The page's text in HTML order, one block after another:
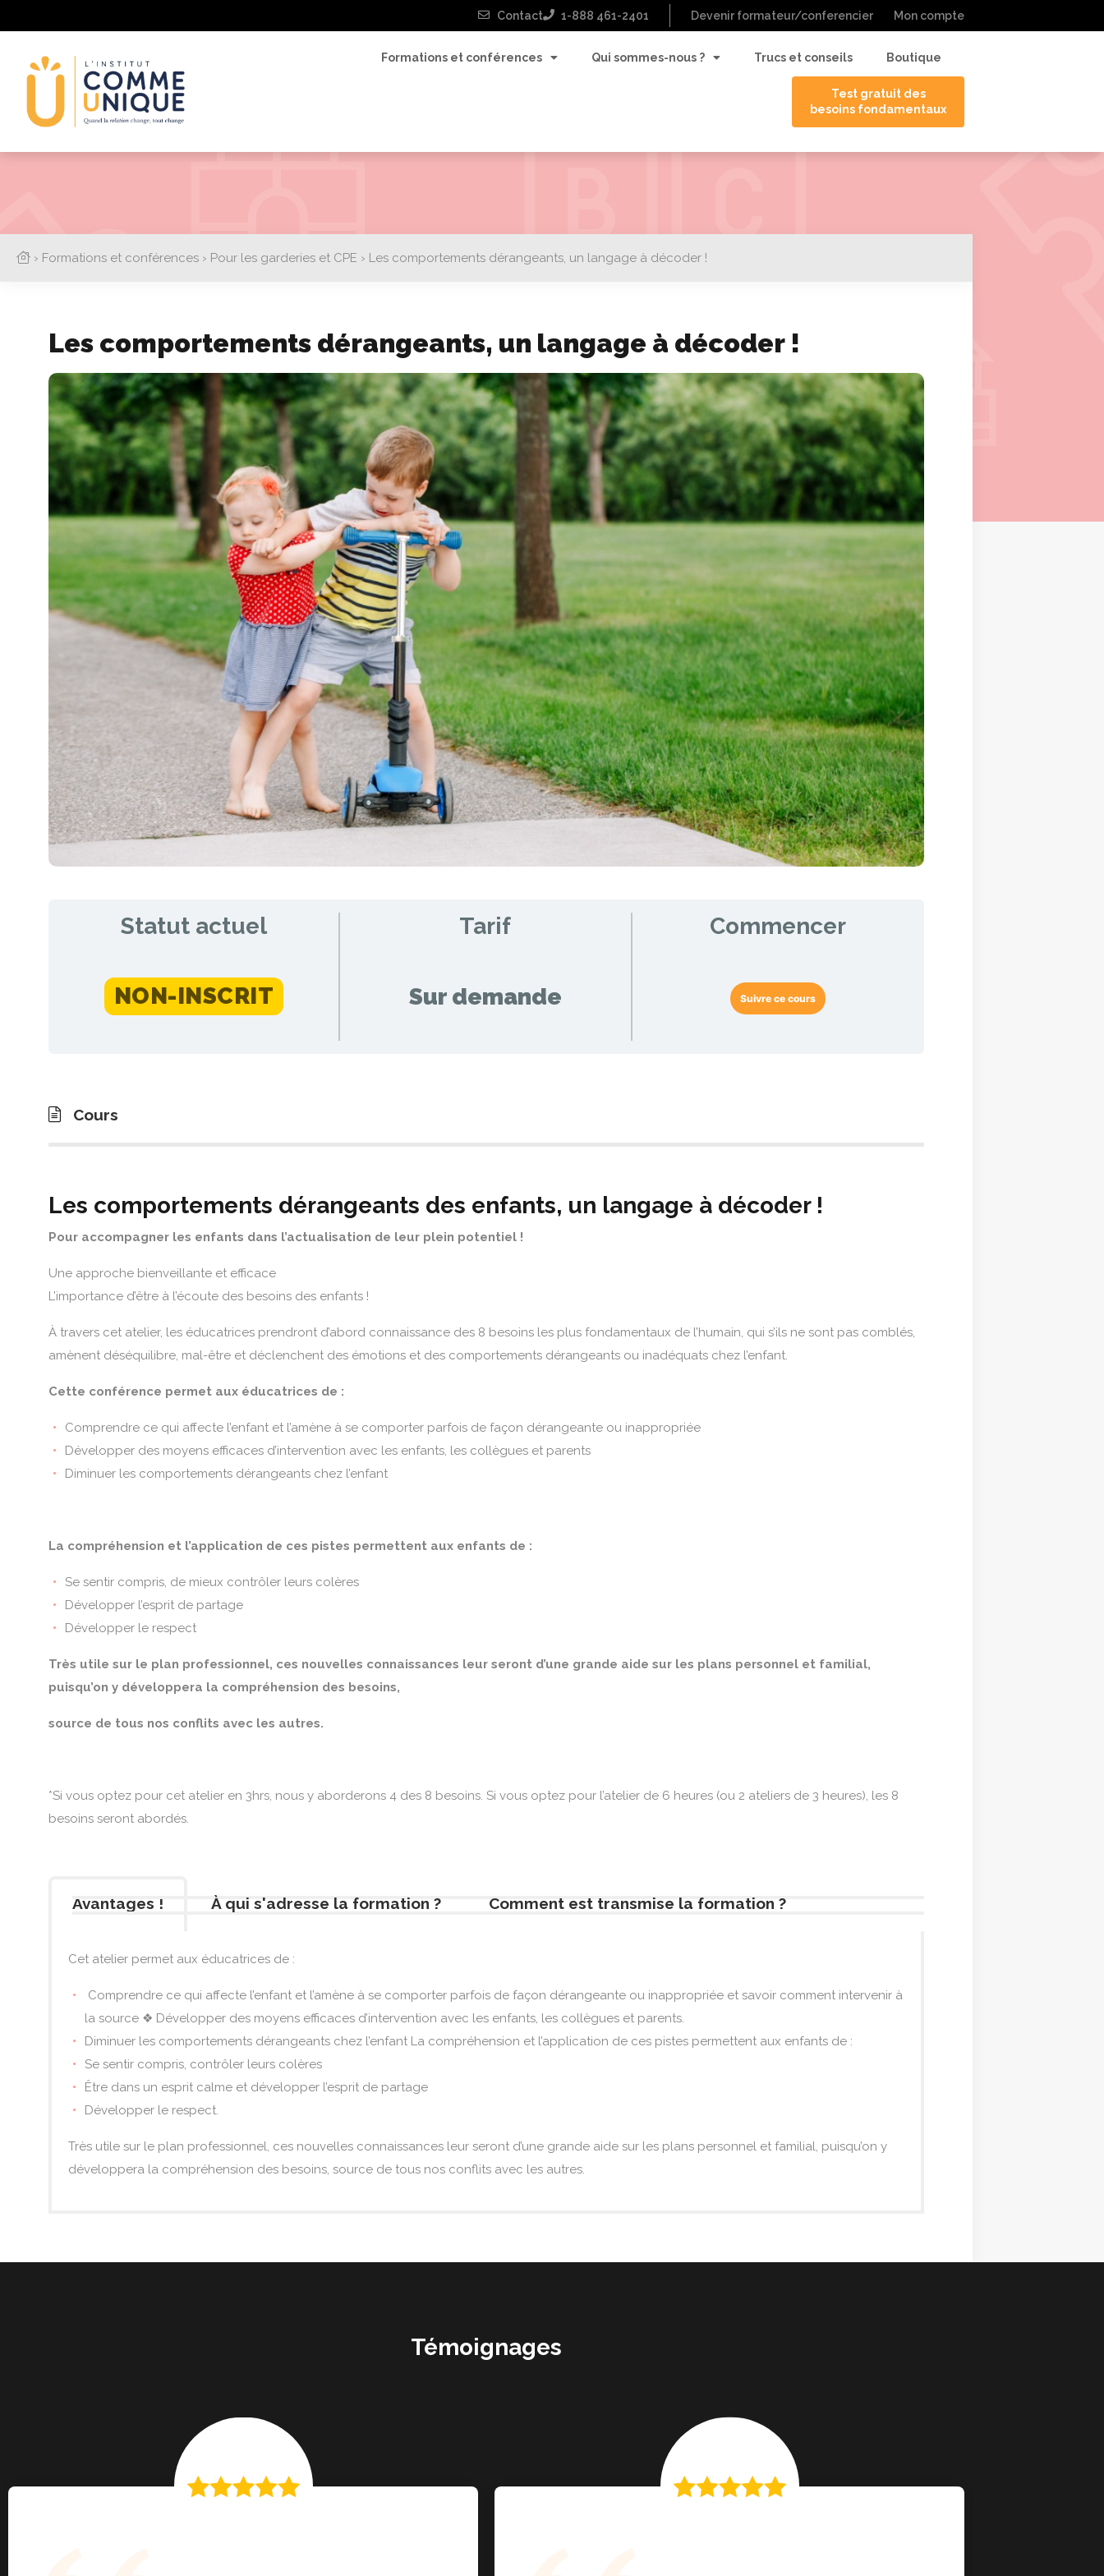
Contact 1-888 461-2401 Devenir formateur/conferencier Mon compte
Formations et conférences Qui sommes-nous ? Trucs et conseils Boutique
Test gratuit des
besoins fondamentaux
› Formations et conférences › Pour les garderies et CPE › Les comportements dérangeants, un langage à décoder !
Les comportements dérangeants, un langage à décoder !
Statut actuel
NON-INSCRIT
Tarif
Sur demande
Commencer
Suivre ce cours
Cours
Les comportements dérangeants des enfants, un langage à décoder !
Pour accompagner les enfants dans l’actualisation de leur plein potentiel !
Une approche bienveillante et efficace
L’importance d’être à l’écoute des besoins des enfants !
À travers cet atelier, les éducatrices prendront d’abord connaissance des 8 besoins les plus fondamentaux de l’humain, qui s’ils ne sont pas comblés,
amènent déséquilibre, mal-être et déclenchent des émotions et des comportements dérangeants ou inadéquats chez l’enfant.
Cette conférence permet aux éducatrices de :
Comprendre ce qui affecte l’enfant et l’amène à se comporter parfois de façon dérangeante ou inappropriée
Développer des moyens efficaces d’intervention avec les enfants, les collègues et parents
Diminuer les comportements dérangeants chez l’enfant
La compréhension et l’application de ces pistes permettent aux enfants de :
Se sentir compris, de mieux contrôler leurs colères
Développer l’esprit de partage
Développer le respect
Très utile sur le plan professionnel, ces nouvelles connaissances leur seront d’une grande aide sur les plans personnel et familial,
puisqu’on y développera la compréhension des besoins,
source de tous nos conflits avec les autres.
*Si vous optez pour cet atelier en 3hrs, nous y aborderons 4 des 8 besoins. Si vous optez pour l’atelier de 6 heures (ou 2 ateliers de 3 heures), les 8
besoins seront abordés.
Avantages ! À qui s'adresse la formation ? Comment est transmise la formation ?
Cet atelier permet aux éducatrices de :
Comprendre ce qui affecte l’enfant et l’amène à se comporter parfois de façon dérangeante ou inappropriée et savoir comment intervenir à
la source ❖ Développer des moyens efficaces d’intervention avec les enfants, les collègues et parents.
Diminuer les comportements dérangeants chez l’enfant La compréhension et l’application de ces pistes permettent aux enfants de :
Se sentir compris, contrôler leurs colères
Être dans un esprit calme et développer l’esprit de partage
Développer le respect.
Très utile sur le plan professionnel, ces nouvelles connaissances leur seront d’une grande aide sur les plans personnel et familial, puisqu’on y
développera la compréhension des besoins, source de tous nos conflits avec les autres.
Témoignages